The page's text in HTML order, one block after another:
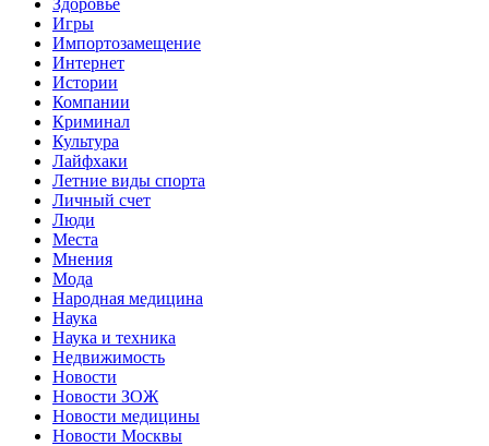
Игры
Импортозамещение
Интернет
Истории
Компании
Криминал
Культура
Лайфхаки
Летние виды спорта
Личный счет
Люди
Места
Мнения
Мода
Народная медицина
Наука
Наука и техника
Недвижимость
Новости
Новости ЗОЖ
Новости медицины
Новости Москвы